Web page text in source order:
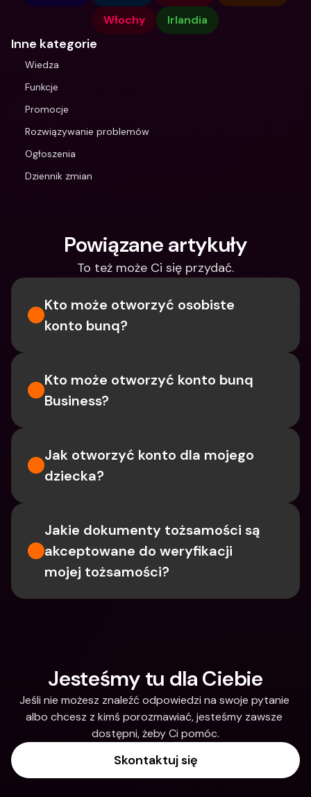
Włochy
Irlandia
Inne kategorie
Wiedza
Funkcje
Promocje
Rozwiązywanie problemów
Ogłoszenia
Dziennik zmian
Powiązane artykuły
To też może Ci się przydać.
Kto może otworzyć osobiste
konto bunq?
Kto może otworzyć konto bunq
Business?
Jak otworzyć konto dla mojego
dziecka?
Jakie dokumenty tożsamości są
akceptowane do weryfikacji
mojej tożsamości?
Jesteśmy tu dla Ciebie
Jeśli nie możesz znaleźć odpowiedzi na swoje pytanie
albo chcesz z kimś porozmawiać, jesteśmy zawsze
dostępni, żeby Ci pomóc.
Skontaktuj się